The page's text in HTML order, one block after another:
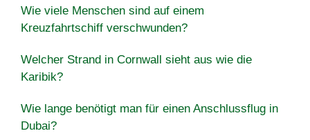
Wie viele Menschen sind auf einem
Kreuzfahrtschiff verschwunden?
Welcher Strand in Cornwall sieht aus wie die
Karibik?
Wie lange benötigt man für einen Anschlussflug in
Dubai?